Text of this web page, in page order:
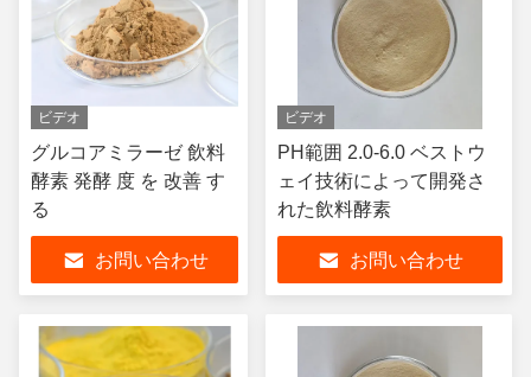
ビデオ
グルコアミラーゼ 飲料
酵素 発酵 度 を 改善 す
る
お問い合わせ
ビデオ
PH範囲 2.0-6.0 ベストウ
ェイ技術によって開発さ
れた飲料酵素
お問い合わせ